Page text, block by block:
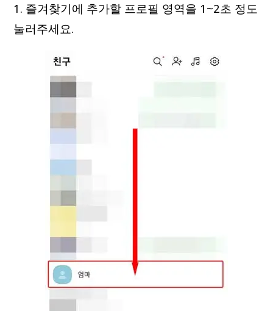
1. 즐겨찾기에 추가할 프로필 영역을 1~2초 정도
눌러주세요.